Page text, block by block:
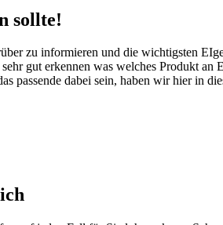
sollte!
zu informieren und die wichtigsten
gut erkennen was welches Produkt an
passende dabei sein, haben wir hier in